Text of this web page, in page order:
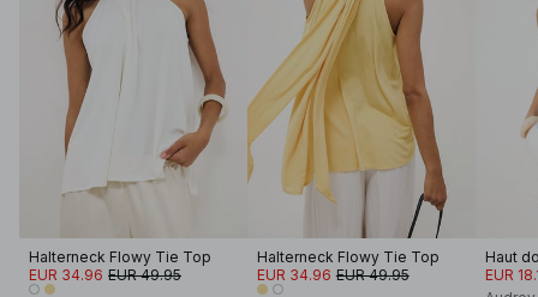
Halterneck Flowy Tie Top
EUR 34.96 EUR 49.95
Halterneck Flowy Tie Top
EUR 34.96 EUR 49.95
Haut
EUR